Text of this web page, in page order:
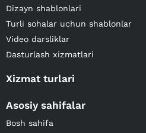
Dizayn shablonlari
Turli sohalar uchun shablonlar
Video darsliklar
Dasturlash xizmatlari
Xizmat turlari
Asosiy sahifalar
Bosh sahifa